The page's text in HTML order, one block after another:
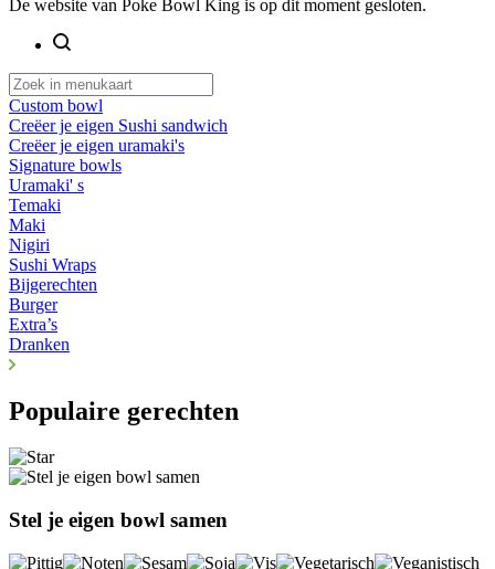
De website van Poke Bowl King is op dit moment gesloten.
Custom bowl
Creëer je eigen Sushi sandwich
Creëer je eigen uramaki's
Signature bowls
Uramaki' s
Temaki
Maki
Nigiri
Sushi Wraps
Bijgerechten
Burger
Extra’s
Dranken
Populaire gerechten
Stel je eigen bowl samen